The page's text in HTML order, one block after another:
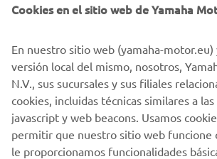
10.2 Además de la posibilidad de
anterior, también puede enviar su queja
de productos de nuestra web a la
en línea de la UE (la plataforma ODR). La
permite a los consumidores utilizar una
alternativa de disputas para resolver las
con las compras en línea de una manera
encontrar la plataforma ODR aquí
Cookies en el sitio web de Yamaha
En nuestro sitio web (yamaha-motor.eu)
versión local del mismo, nosotros,
N.V., sus sucursales y sus filiales
cookies, incluidas técnicas similares a
javascript y web beacons. Usamos
permitir que nuestro sitio web funcione
le proporcionamos funcionalidades